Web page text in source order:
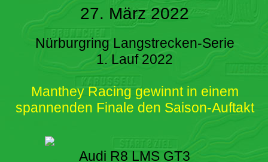
27. März 2022
Nürburgring Langstrecken-Serie
1. Lauf 2022
Manthey Racing gewinnt in einem
spannenden Finale den Saison-Auftakt
Audi R8 LMS GT3